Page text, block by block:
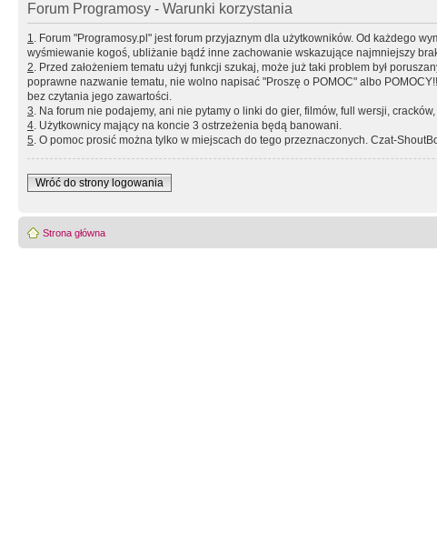
Forum Programosy - Warunki korzystania
1. Forum "Programosy.pl" jest forum przyjaznym dla użytkowników. Od każdego
wyśmiewanie kogoś, ubliżanie bądź inne zachowanie wskazujące najmniejszy
2. Przed założeniem tematu użyj funkcji szukaj, może już taki problem był
poprawne nazwanie tematu, nie wolno napisać "Proszę o POMOC" albo
bez czytania jego zawartości.
3. Na forum nie podajemy, ani nie pytamy o linki do gier, filmów, full wersji,
4. Użytkownicy mający na koncie 3 ostrzeżenia będą banowani.
5. O pomoc prosić można tylko w miejscach do tego przeznaczonych. Czat-
Wróć do strony logowania
Strona główna